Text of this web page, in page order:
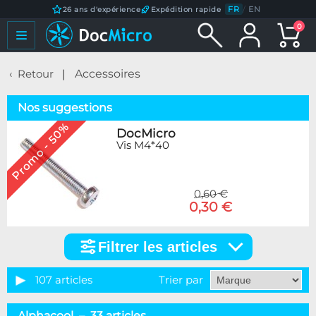
26 ans d'expérience Expédition rapide FR / EN
0
Retour Accessoires
Nos suggestions
Promo - 50% DocMicro
Vis M4*40
0,60 €
0,30 €
articles
Catégorie
Filtrer les articles
107 articles Trier par